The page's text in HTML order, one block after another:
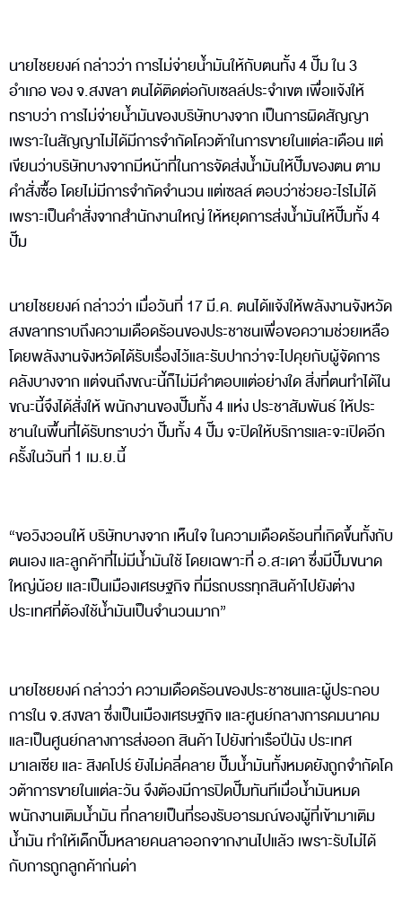
นายไชยยงค์ กล่าวว่า การไม่จ่ายน้ำมันให้กับตนทั้ง 4 ปั๊ม ใน 3
อำเภอ ของ จ.สงขลา ตนได้ติดต่อกับเซลล์ประจำเขต เพื่อแจ้งให้
ทราบว่า การไม่จ่ายน้ำมันของบริษัทบางจาก เป็นการผิดสัญญา
เพราะในสัญญาไม่ได้มีการจำกัดโควต้าในการขายในแต่ละเดือน แต่
เขียนว่าบริษัทบางจากมีหน้าที่ในการจัดส่งน้ำมันให้ปั๊มของตน ตาม
คำสั่งซื้อ โดยไม่มีการจำกัดจำนวน แต่เซลล์ ตอบว่าช่วยอะไรไม่ได้
เพราะเป็นคำสั่งจากสำนักงานใหญ่ ให้หยุดการส่งน้ำมันให้ปั๊มทั้ง 4
ปั๊ม
นายไชยยงค์ กล่าวว่า เมื่อวันที่ 17 มี.ค. ตนได้แจ้งให้พลังงานจังหวัด
สงขลาทราบถึงความเดือดร้อนของประชาชนเพื่อขอความช่วยเหลือ
โดยพลังงานจังหวัดได้รับเรื่องไว้และรับปากว่าจะไปคุยกับผู้จัดการ
คลังบางจาก แต่จนถึงขณะนี้ก็ไม่มีคำตอบแต่อย่างใด สิ่งที่ตนทำได้ใน
ขณะนี้จึงได้สั่งให้ พนักงานของปั๊มทั้ง 4 แห่ง ประชาสัมพันธ์ ให้ประ
ชานในพื้นที่ได้รับทราบว่า ปั๊มทั้ง 4 ปั๊ม จะปิดให้บริการและจะเปิดอีก
ครั้งในวันที่ 1 เม.ย.นี้
“ขอวิงวอนให้ บริษัทบางจาก เห็นใจ ในความเดือดร้อนที่เกิดขึ้นทั้งกับ
ตนเอง และลูกค้าที่ไม่มีน้ำมันใช้ โดยเฉพาะที่ อ.สะเดา ซึ่งมีปั๊มขนาด
ใหญ่น้อย และเป็นเมืองเศรษฐกิจ ที่มีรถบรรทุกสินค้าไปยังต่าง
ประเทศที่ต้องใช้น้ำมันเป็นจำนวนมาก”
นายไชยยงค์ กล่าวว่า ความเดือดร้อนของประชาชนและผู้ประกอบ
การใน จ.สงขลา ซึ่งเป็นเมืองเศรษฐกิจ และศูนย์กลางการคมนาคม
และเป็นศูนย์กลางการส่งออก สินค้า ไปยังท่าเรือปีนัง ประเทศ
มาเลเซีย และ สิงคโปร์ ยังไม่คลี่คลาย ปั๊มน้ำมันทั้งหมดยังถูกจำกัดโค
วต้าการขายในแต่ละวัน จึงต้องมีการปิดปั๊มทันทีเมื่อน้ำมันหมด
พนักงานเติมน้ำมัน ที่กลายเป็นที่รองรับอารมณ์ของผู้ที่เข้ามาเติม
น้ำมัน ทำให้เด็กปั๊มหลายคนลาออกจากงานไปแล้ว เพราะรับไม่ได้
กับการถูกลูกค้าก่นด่า